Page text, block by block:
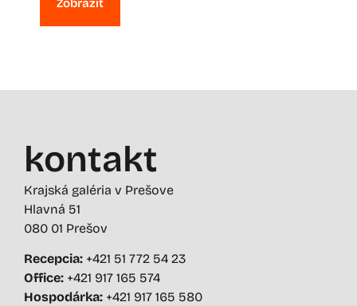
Zobraziť
kontakt
Krajská galéria v Prešove
Hlavná 51
080 01 Prešov
Recepcia: +421 51 772 54 23
Office: +421 917 165 574
Hospodárka: +421 917 165 580